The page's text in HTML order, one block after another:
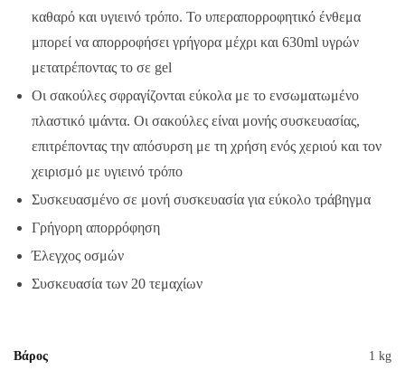
καθαρό και υγιεινό τρόπο. Το υπεραπορροφητικό ένθεμα
μπορεί να απορροφήσει γρήγορα μέχρι και 630ml υγρών
μετατρέποντας το σε gel
Οι σακούλες σφραγίζονται εύκολα με το ενσωματωμένο
πλαστικό ιμάντα. Οι σακούλες είναι μονής συσκευασίας,
επιτρέποντας την απόσυρση με τη χρήση ενός χεριού και τον
χειρισμό με υγιεινό τρόπο
Συσκευασμένο σε μονή συσκευασία για εύκολο τράβηγμα
Γρήγορη απορρόφηση
Έλεγχος οσμών
Συσκευασία των 20 τεμαχίων
Βάρος 1 kg